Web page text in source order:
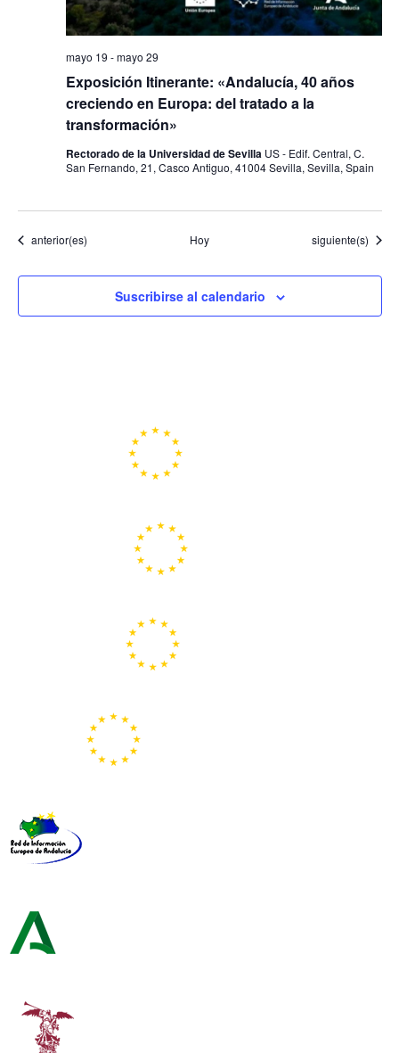
Exposición Itinerante: «Andalucía, 40 años
creciendo en Europa: del tratado a la
transformación»
mayo 19 -mayo 29
Rectorado de la Universidad de Sevilla US - Edif. Central, C.
San Fernando, 21, Casco Antiguo, 41004 Sevilla, Sevilla, Spain
Eventos
anterior(es) Hoy Eventos
siguiente(s)
Suscribirse al calendario